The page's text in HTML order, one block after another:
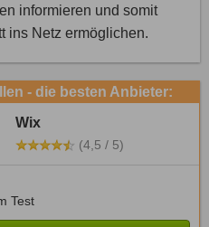
informieren und somit
ins Netz ermöglichen.
- die besten Anbieter:
Wix
(4,5 / 5)
Test